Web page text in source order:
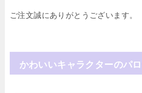
ご注文誠にありがとうございます。
かわいいキャラクターのパ